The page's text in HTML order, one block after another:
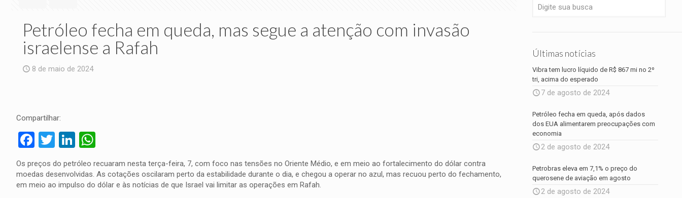
Petróleo fecha em queda, mas segue a atenção com invasão
israelense a Rafah
8 de maio de 2024
Compartilhar:
Facebook
TwitterLinkedIn
WhatsApp
Os preços do petróleo recuaram nesta terça-feira, 7, com foco nas tensões no Oriente Médio, e em meio ao fortalecimento do dólar contra
moedas desenvolvidas. As cotações oscilaram perto da estabilidade durante o dia, e chegou a operar no azul, mas recuou perto do fechamento,
em meio ao impulso do dólar e às notícias de que Israel vai limitar as operações em Rafah.
Últimas notícias
Vibra tem lucro líquido de R$ 867 mi no 2º
tri, acima do esperado
7 de agosto de 2024
Petróleo fecha em queda, após dados
dos EUA alimentarem preocupações com
economia
2 de agosto de 2024
Petrobras eleva em 7,1% o preço do
querosene de aviação em agosto
2 de agosto de 2024